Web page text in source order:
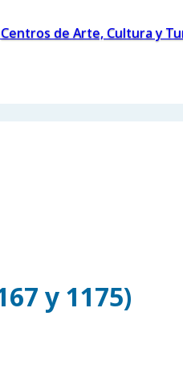
Centros de Arte, Cultura y
y 1175)